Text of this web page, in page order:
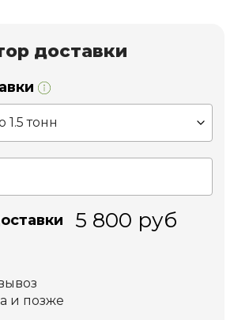
доставки
5 800 руб
и позже